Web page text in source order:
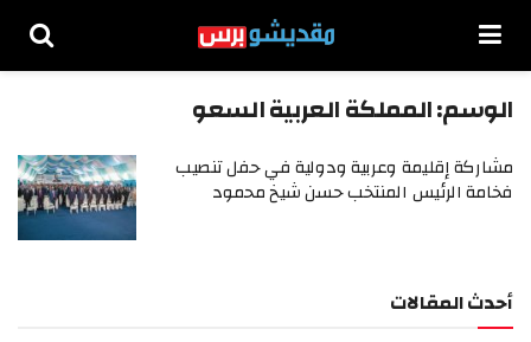
الوسم:المملكة العربية السعو
مشاركة إقليمة وعربية ودولية في حفل تنصيب
فخامة الرئيس المنتخب حسن شيخ محمود
أحدث المقالات